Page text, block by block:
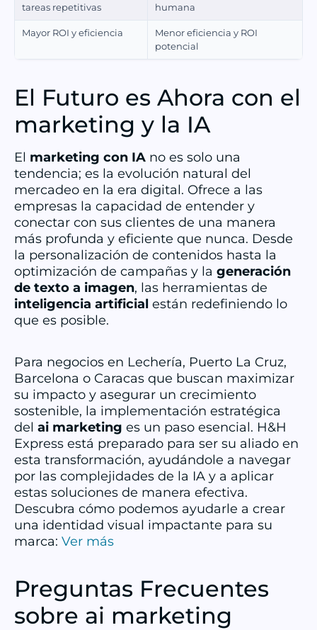
tareas repetitivas
humana
Mayor ROI y eficiencia
Menor eficiencia y ROI
potencial
El Futuro es Ahora con el
marketing y la IA
El marketing con IA no es solo una
tendencia; es la evolución natural del
mercadeo en la era digital. Ofrece a las
empresas la capacidad de entender y
conectar con sus clientes de una manera
más profunda y eficiente que nunca. Desde
la personalización de contenidos hasta la
optimización de campañas y la generación
de texto a imagen, las herramientas de
inteligencia artificial están redefiniendo lo
que es posible.
Para negocios en Lechería, Puerto La Cruz,
Barcelona o Caracas que buscan maximizar
su impacto y asegurar un crecimiento
sostenible, la implementación estratégica
del ai marketing es un paso esencial. H&H
Express está preparado para ser su aliado en
esta transformación, ayudándole a navegar
por las complejidades de la IA y a aplicar
estas soluciones de manera efectiva.
Descubra cómo podemos ayudarle a crear
una identidad visual impactante para su
marca: Ver más
Preguntas Frecuentes
sobre ai marketing